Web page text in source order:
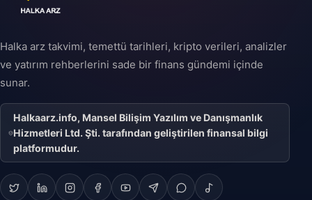
Halka arz takvimi, temettü tarihleri, kripto verileri, analizler
ve yatırım rehberlerini sade bir finans gündemi içinde
sunar.
Halkaarz.info, Mansel Bilişim Yazılım ve Danışmanlık
Hizmetleri Ltd. Şti. tarafından geliştirilen finansal bilgi
platformudur.